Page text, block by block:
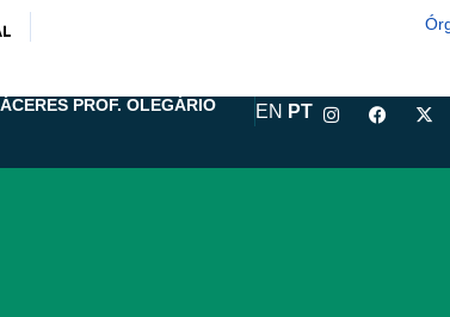
PROF. OLEGÁRIO
EN PT
I
n
F
a
X
-